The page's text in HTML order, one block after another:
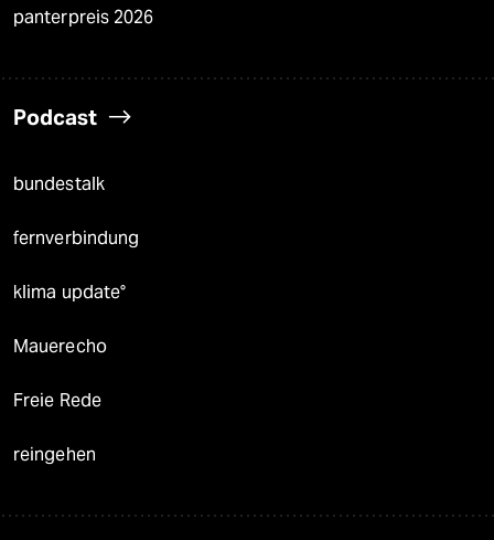
panterpreis 2026
Podcast
bundestalk
fernverbindung
klima update°
Mauerecho
Freie Rede
reingehen